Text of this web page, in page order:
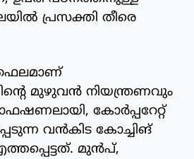
പ്രസക്തി തീരെ
മുഴുവൻ നിയന്ത്രണവും
കോർപ്പറേറ്റ്
വൻകിട കോച്ചിങ്
മുൻപ്,